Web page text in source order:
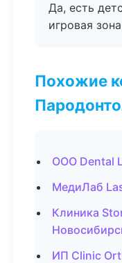
Да, есть
игровая
Похожие
ООО Dental
МедиЛаб
Клиника
ИП Clinic